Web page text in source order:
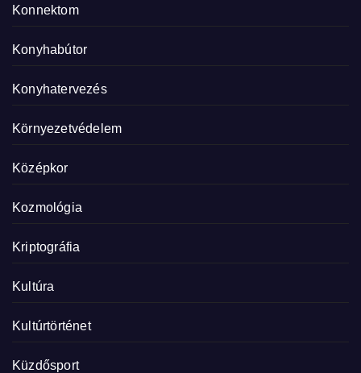
Konnektom
Konyhabútor
Konyhatervezés
Környezetvédelem
Középkor
Kozmológia
Kriptográfia
Kultúra
Kultúrtörténet
Küzdősport